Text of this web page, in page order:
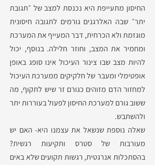
החיסון מתעייפת היא נכנסת למצב של ״תגובת
יתר״ שבה האלרגנים גורמים לתגובה חיסונית
מוגזמת ולא הכרחית, דבר המעייף את המערכת
ומחמיר את המצב, וחוזר חלילה. בנוסף, יכול
להיות מצב שבו צינור העיכול אינו סופג באופן
אופטימלי ומעבר של חלקיקים ממערכת העיכול
למחזור הדם מזוהים כגורם זר שיש לתקוף, מה
ששוב גורם למערכת החיסון לפעול בעוררות יתר
ולהשתבש.
שאלה נוספת שנשאל את עצמנו היא- האם יש
מעורבות של סטרס ותקיעות רגשית?
בהסתכלות אנרגטית, רגשות תקועים שלא באים